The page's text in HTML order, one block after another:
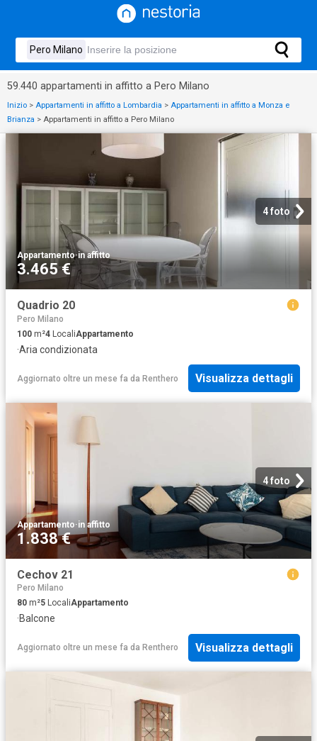
59.440 appartamenti in affitto a Pero Milano
Inizio > Appartamenti in affitto a Lombardia > Appartamenti in affitto a Monza e
Brianza > Appartamenti in affitto a Pero Milano
4 foto
Appartamento·in affitto
3.465 €
Quadrio 20
Pero Milano
100 m²4 LocaliAppartamento
·Aria condizionata
Aggiornato oltre un mese fa da Renthero Visualizza dettagli
4 foto
Appartamento·in affitto
1.838 €
Cechov 21
Pero Milano
80 m²5 LocaliAppartamento
·Balcone
Aggiornato oltre un mese fa da Renthero Visualizza dettagli